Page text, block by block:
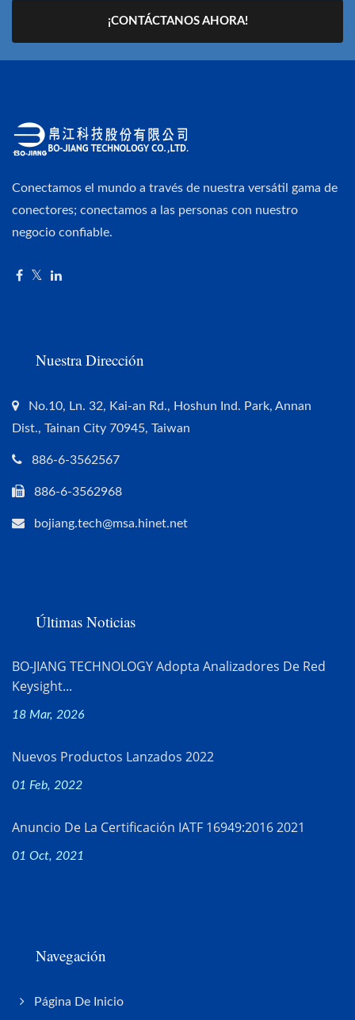
¡CONTÁCTANOS AHORA!
Conectamos el mundo a través de nuestra versátil gama de
conectores; conectamos a las personas con nuestro
negocio confiable.
Nuestra Dirección
No.10, Ln. 32, Kai-an Rd., Hoshun Ind. Park, Annan
Dist., Tainan City 70945, Taiwan
886-6-3562567
886-6-3562968
bojiang.tech@msa.hinet.net
Últimas Noticias
BO-JIANG TECHNOLOGY Adopta Analizadores De Red
Keysight...
18 Mar, 2026
Nuevos Productos Lanzados 2022
01 Feb, 2022
Anuncio De La Certificación IATF 16949:2016 2021
01 Oct, 2021
Navegación
Página De Inicio